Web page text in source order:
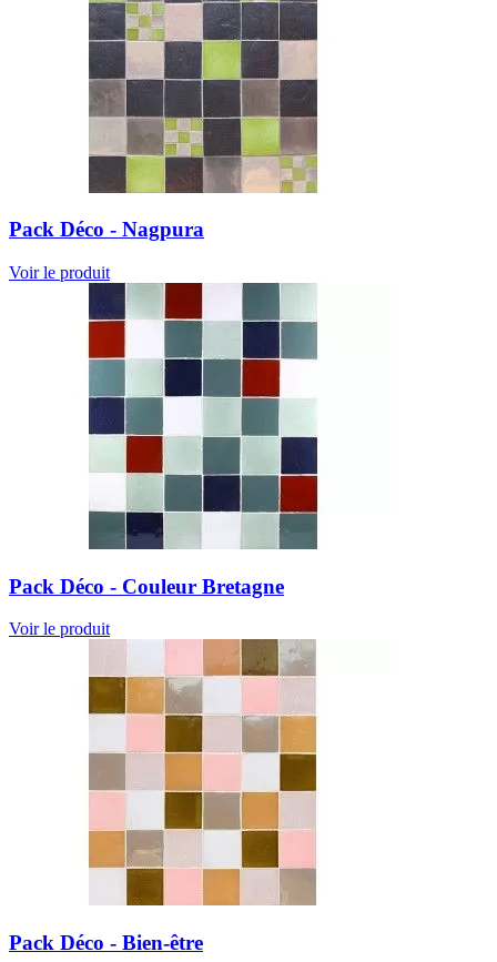
Pack Déco - Nagpura
Voir le produit
Pack Déco - Couleur Bretagne
Voir le produit
Pack Déco - Bien-être